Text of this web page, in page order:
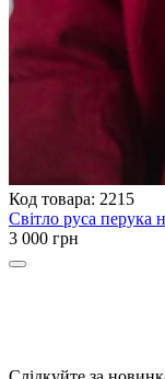
Код товара: 2215
Світло руса перука
3 000 грн